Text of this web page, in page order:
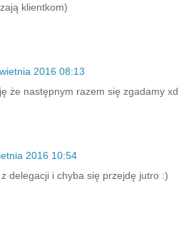
klientkom)
2016 08:13
że następnym razem się zgadamy xd
2016 10:54
delegacji i chyba się przejdę jutro :)